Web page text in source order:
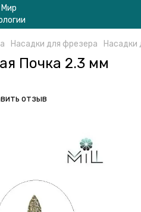
Насадки для фрезера Насадки
Почка 2.3 мм
отзыв